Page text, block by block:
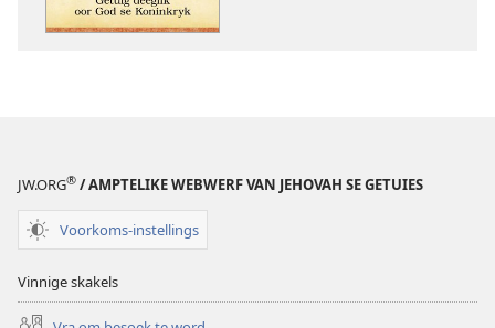
JW.ORG® / AMPTELIKE WEBWERF VAN JEHOVAH SE GETUIES
Voorkoms-instellings
Vinnige skakels